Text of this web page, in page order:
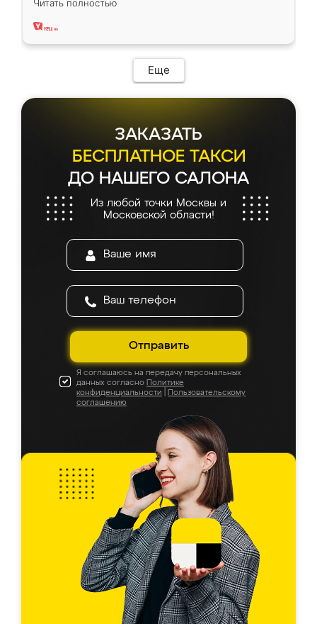
два года, нареканий нет.
Читать полностью
Еще
ЗАКАЗАТЬ
БЕСПЛАТНОЕ ТАКСИ
ДО НАШЕГО САЛОНА
Из любой точки Москвы и
Московской области!
Отправить
Я соглашаюсь на передачу персональных
данных согласно Политике
конфиденциальности
Пользовательскому
соглашению